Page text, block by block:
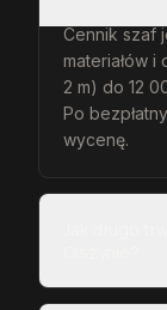
Cennik szaf
materiałów i
2 m) do 12
Po
wycenę.